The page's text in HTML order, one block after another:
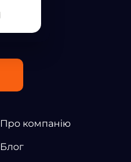
Про компанію
Блог